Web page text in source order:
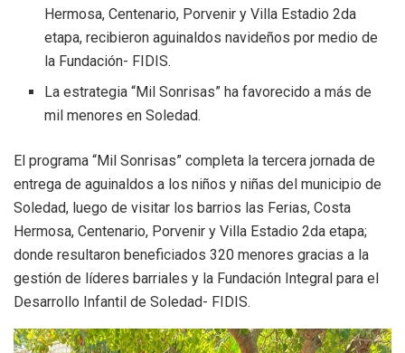
Hermosa, Centenario, Porvenir y Villa Estadio 2da
etapa, recibieron aguinaldos navideños por medio de
la Fundación- FIDIS.
La estrategia “Mil Sonrisas” ha favorecido a más de
mil menores en Soledad.
El programa “Mil Sonrisas” completa la tercera jornada de
entrega de aguinaldos a los niños y niñas del municipio de
Soledad, luego de visitar los barrios las Ferias, Costa
Hermosa, Centenario, Porvenir y Villa Estadio 2da etapa;
donde resultaron beneficiados 320 menores gracias a la
gestión de líderes barriales y la Fundación Integral para el
Desarrollo Infantil de Soledad- FIDIS.